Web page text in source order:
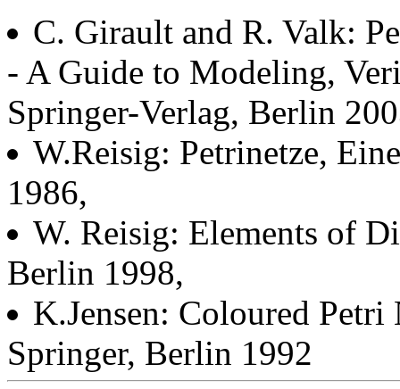
C. Girault and R. Valk:
- A Guide to Modeling,
Springer-Verlag, Berlin
W.Reisig: Petrinetze,
1986,
W. Reisig: Elements of
Berlin 1998,
K.Jensen: Coloured
Springer, Berlin 1992